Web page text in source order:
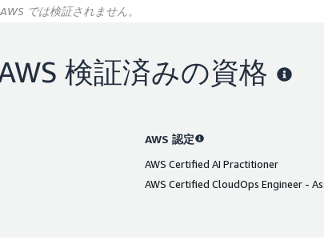
では検証されません。
検証済みの資格
AWS 認定
AWS Certified AI Practitioner
AWS Certified CloudOps Engineer -